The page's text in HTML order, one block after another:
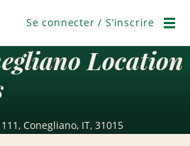
Se connecter / S’inscrire
Location
Conegliano, IT, 31015